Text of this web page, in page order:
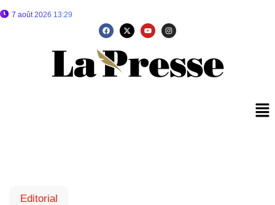
7 août 2026 13:29
Editorial